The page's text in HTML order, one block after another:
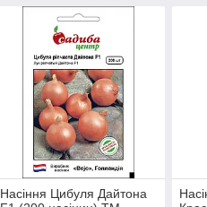
Насіння Цибуля Дайтона